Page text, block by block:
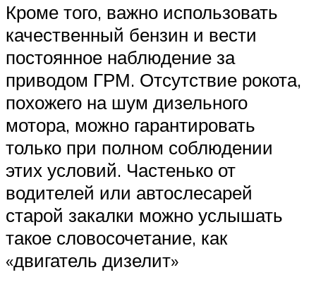
Кроме того, важно использовать
качественный бензин и вести
постоянное наблюдение за
приводом ГРМ. Отсутствие рокота,
похожего на шум дизельного
мотора, можно гарантировать
только при полном соблюдении
этих условий. Частенько от
водителей или автослесарей
старой закалки можно услышать
такое словосочетание, как
«двигатель дизелит»